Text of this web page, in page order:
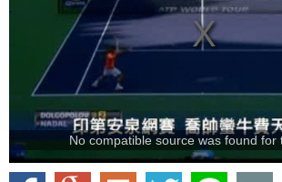
No compatible source was found for